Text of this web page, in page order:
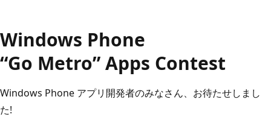
Windows Phone
“Go Metro” Apps Contest
Windows Phone アプリ開発者のみなさん、お待たせしまし
た!